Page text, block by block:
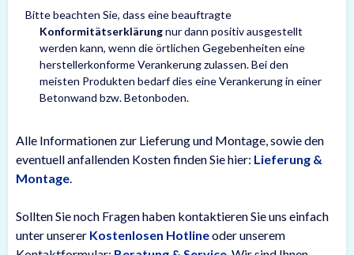
Bitte beachten Sie, dass eine beauftragte
Konformitätserklärungnur dann positiv ausgestellt
werden kann, wenn die örtlichen Gegebenheiten eine
herstellerkonforme Verankerung zulassen. Bei den
meisten Produkten bedarf dies eine Verankerung in einer
Betonwand bzw. Betonboden.
Alle Informationen zur Lieferung und Montage, sowie den
eventuell anfallenden Kosten finden Sie hier: Lieferung &
Montage
Sollten Sie noch Fragen haben kontaktieren Sie uns einfach
unter unserer Kostenlosen Hotlineoder unserem